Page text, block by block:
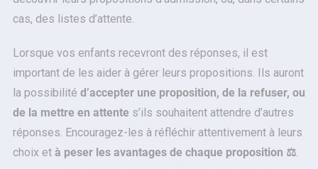
cas, des listes d’attente.
Lorsque vos enfants recevront des réponses, il est
important de les aider à gérer leurs propositions. Ils auront
la possibilité d’accepter une proposition, de la refuser, ou
de la mettre en attente s’ils souhaitent attendre d’autres
réponses. Encouragez-les à réfléchir attentivement à leurs
choix et à peser les avantages de chaque proposition ⚖️.